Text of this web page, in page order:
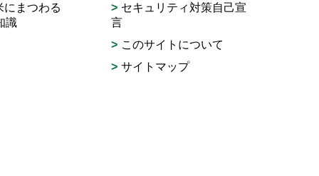
にまつわる
識
セキュリティ対策自己宣
言
このサイトについて
サイトマップ